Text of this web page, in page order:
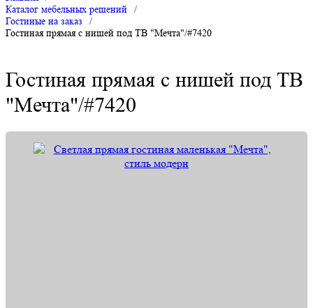
Каталог мебельных решений
/
Гостиные на заказ
/
Гостиная прямая с нишей под ТВ "Мечта"/#7420
Гостиная прямая с нишей под ТВ
"Мечта"/#7420